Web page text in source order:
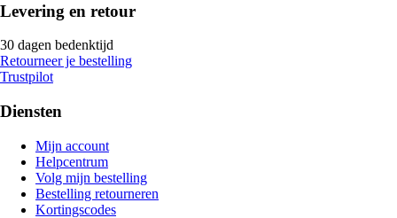
Levering en retour
30 dagen bedenktijd
Retourneer je bestelling
Trustpilot
Diensten
Mijn account
Helpcentrum
Volg mijn bestelling
Bestelling retourneren
Kortingscodes